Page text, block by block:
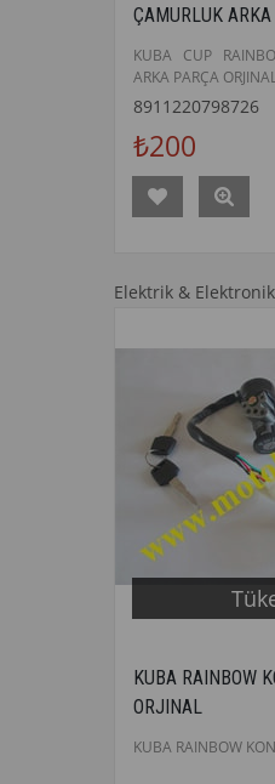
ÇAMURLUK
KUBA CUP
ARKA PARÇA
8911220798726
₺200
Elektrik &
KUBA RAINBOW
ORJINAL
KUBA RAINBOW